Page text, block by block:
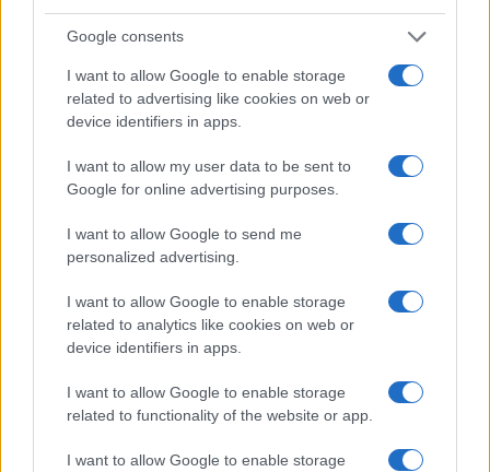
Google consents
I want to allow Google to enable storage
related to advertising like cookies on web or
device identifiers in apps.
I want to allow my user data to be sent to
Google for online advertising purposes.
I want to allow Google to send me
personalized advertising.
I want to allow Google to enable storage
related to analytics like cookies on web or
device identifiers in apps.
I want to allow Google to enable storage
related to functionality of the website or app.
I want to allow Google to enable storage
Città a zero vittime: urbanistica, limiti intelligenti e dati
Andrea Innocenti · 2 Ago 2026